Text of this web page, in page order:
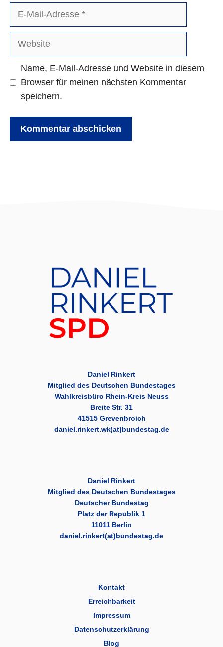
Website
Name, E-Mail-Adresse und Website in diesem
Browser für meinen nächsten Kommentar
speichern.
Daniel Rinkert
Mitglied des Deutschen Bundestages
Wahlkreisbüro Rhein-Kreis Neuss
Breite Str. 31
41515 Grevenbroich
daniel.rinkert.wk(at)bundestag.de
Daniel Rinkert
Mitglied des Deutschen Bundestages
Deutscher Bundestag
Platz der Republik 1
11011 Berlin
daniel.rinkert(at)bundestag.de
Kontakt
Erreichbarkeit
Impressum
Datenschutzerklärung
Blog